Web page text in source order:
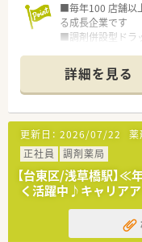
■毎年100 店舗以
る成長企業です
■調剤併設型ドラ
■研修制度は様々
講可能な研修も
■店舗で活躍する
となる従業員など
を用意されていま
■総合薬剤師・調剤
の働き方を選択で
■調剤併設型だけ
地内薬局」「訪問
ます
■在宅医療にも積
50店舗以上、無
詳細を見る
更新日： 2026/07/22 薬
正社員
調剤薬局
【台東区/浅草橋駅】≪
く活躍中♪キャリアア